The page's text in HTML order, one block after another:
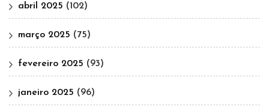
abril 2025 (102)
março 2025 (75)
fevereiro 2025 (93)
janeiro 2025 (96)